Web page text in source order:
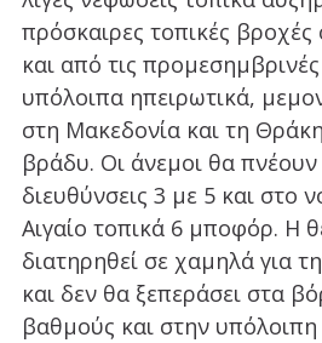
πρόσκαιρες τοπικές βροχές
και από τις
υπόλοιπα ηπειρωτικά,
στη Μακεδονία και τη
βράδυ. Οι άνεμοι θα
διευθύνσεις 3 με 5 και στο
Αιγαίο τοπικά 6 μποφόρ. Η
διατηρηθεί σε χαμηλά για
και δεν θα ξεπεράσει στα
βαθμούς και στην